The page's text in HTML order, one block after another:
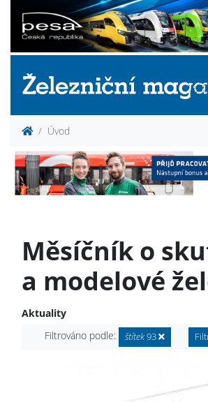
Úvod
Měsíčník o
a modelové
Aktuality
Filtrováno podle:
štítek93